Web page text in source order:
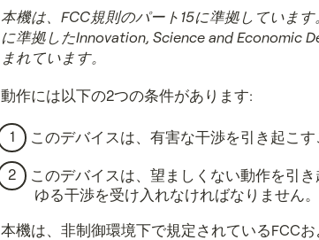
本機は、FCC規則のパート15に準拠していま
に準拠したInnovation, Science and Economic
まれています。
動作には以下の2つの条件があります:
このデバイスは、有害な干渉を引き起こす
このデバイスは、望ましくない動作を引
ゆる干渉を受け入れなければなりません。
本機は、非制御環境下で規定されているFCC